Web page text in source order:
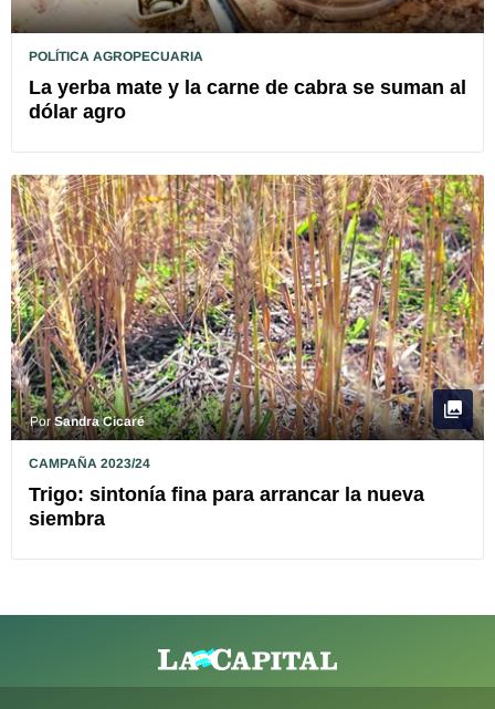
POLÍTICA AGROPECUARIA
La yerba mate y la carne de cabra se suman al
dólar agro
PorSandra Cicaré
CAMPAÑA 2023/24
Trigo: sintonía fina para arrancar la nueva
siembra